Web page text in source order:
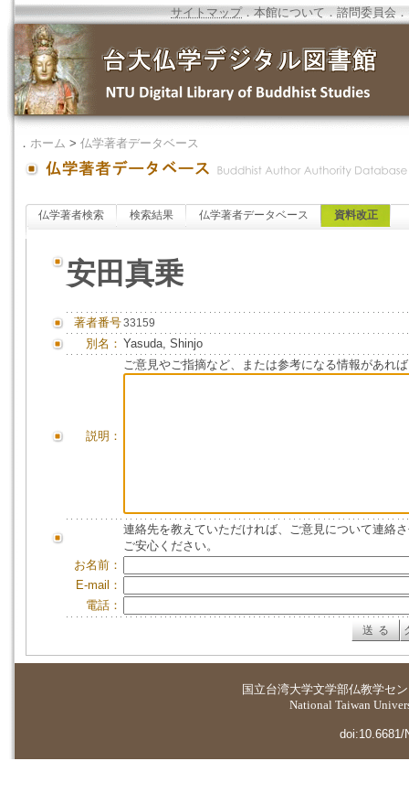
サイトマップ．本館について ．諮問委員会 ．
． ホーム > 仏学著者データベース
仏学著者検索 検索結果 仏学著者データベース 資料改正
安田真乗
著者番号33159
別名： Yasuda, Shinjo
説明：
ご意見やご指摘など、または参考になる情報があれ
連絡先を教えていただければ、ご意見について連絡
ご安心ください。
お名前：
E-mail：
電話：
国立台湾大学文学部仏教学セ
National Taiwan
doi:10.6681/